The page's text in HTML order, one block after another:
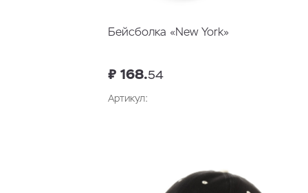
Бейсболка «New York»
₽ 168.54
Артикул: